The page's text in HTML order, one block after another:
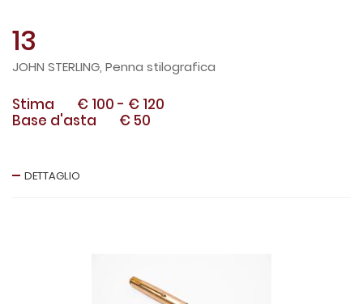
13
JOHN STERLING, Penna stilografica
Stima € 100 - € 120
Base d'asta
€ 50
DETTAGLIO